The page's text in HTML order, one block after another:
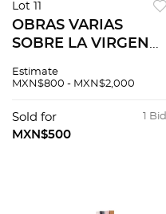
Lot 11
OBRAS VARIAS
SOBRE LA VIRGEN
FANTASMA
GUADALUPANISMO
MEXICANO, CARTA
Estimate
MXN$800 - MXN$2,000
1 Bid
Sold for
MXN$500